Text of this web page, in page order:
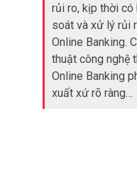
rủi ro, kịp thời có
soát và xử lý rủi
Online Banking.
thuật công nghệ
Online Banking
xuất xứ rõ ràng…